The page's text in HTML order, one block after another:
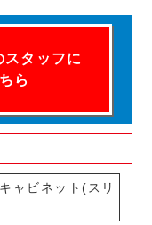
スタッフに
ら
ャビネット(スリ